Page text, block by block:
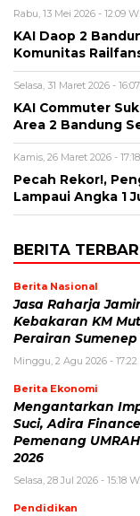
Rabu, 13 Mei 2026 - 12:09
KAI Daop 2
Komunitas
Selasa, 31 Maret 2026 -
KAI Commuter
Area 2 Bandung
Kamis, 26 Maret 2026 -
Pecah Rekor!,
Lampaui Angka 1
BERITA
Berita Nasional
Jasa Raharja
Kebakaran KM
Perairan Sumenep
Minggu, 2 Agu 2026 -
Berita Ekonomi
Mengantarkan
Suci, Adira
Pemenang
2026
Selasa, 28 Jul 2026 - 15:18
Pendidikan